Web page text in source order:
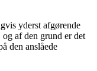
yderst afgørende
af den grund er det
den anslåede